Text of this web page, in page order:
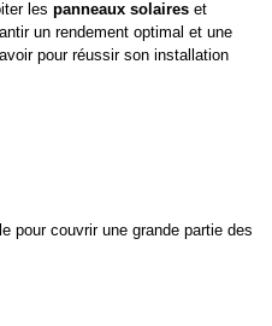
les panneaux solaires et
un rendement optimal et une
pour réussir son installation
pour couvrir une grande partie des